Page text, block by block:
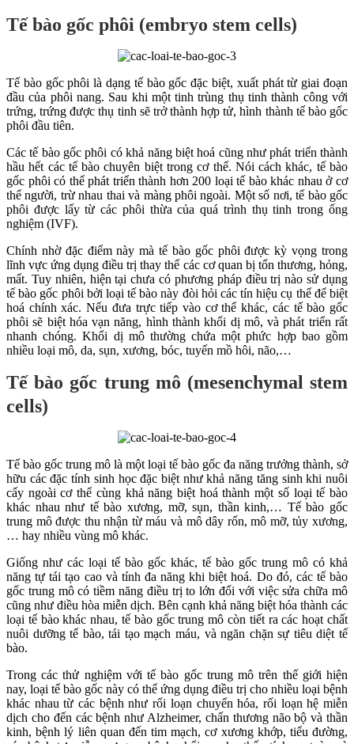
Tế bào gốc phôi (embryo stem cells)
Tế bào gốc phôi là dạng tế bào gốc đặc biệt, xuất phát từ giai đoạn
đầu của phôi nang. Sau khi một tinh trùng thụ tinh thành công với
trứng, trứng được thụ tinh sẽ trở thành hợp tử, hình thành tế bào gốc
phôi đầu tiên.
Các tế bào gốc phôi có khả năng biệt hoá cũng như phát triển thành
hầu hết các tế bào chuyên biệt trong cơ thể. Nói cách khác, tế bào
gốc phôi có thể phát triển thành hơn 200 loại tế bào khác nhau ở cơ
thể người, trừ nhau thai và màng phôi ngoài. Một số nơi, tế bào gốc
phôi được lấy từ các phôi thừa của quá trình thụ tinh trong ống
nghiệm (IVF).
Chính nhờ đặc điểm này mà tế bào gốc phôi được kỳ vọng trong
lĩnh vực ứng dụng điều trị thay thế các cơ quan bị tổn thương, hỏng,
mất. Tuy nhiên, hiện tại chưa có phương pháp điều trị nào sử dụng
tế bào gốc phôi bởi loại tế bào này đòi hỏi các tín hiệu cụ thể để biệt
hoá chính xác. Nếu đưa trực tiếp vào cơ thể khác, các tế bào gốc
phôi sẽ biệt hóa vạn năng, hình thành khối dị mô, và phát triển rất
nhanh chóng. Khối dị mô thường chứa một phức hợp bao gồm
nhiều loại mô, da, sụn, xương, bóc, tuyến mồ hôi, não,…
Tế bào gốc trung mô (mesenchymal stem
cells)
Tế bào gốc trung mô là một loại tế bào gốc đa năng trưởng thành, sở
hữu các đặc tính sinh học đặc biệt như khả năng tăng sinh khi nuôi
cấy ngoài cơ thể cùng khả năng biệt hoá thành một số loại tế bào
khác nhau như tế bào xương, mỡ, sụn, thần kinh,… Tế bào gốc
trung mô được thu nhận từ máu và mô dây rốn, mô mỡ, tủy xương,
… hay nhiều vùng mô khác.
Giống như các loại tế bào gốc khác, tế bào gốc trung mô có khả
năng tự tái tạo cao và tính đa năng khi biệt hoá. Do đó, các tế bào
gốc trung mô có tiềm năng điều trị to lớn đối với việc sửa chữa mô
cũng như điều hòa miễn dịch. Bên cạnh khả năng biệt hóa thành các
loại tế bào khác nhau, tế bào gốc trung mô còn tiết ra các hoạt chất
nuôi dưỡng tế bào, tái tạo mạch máu, và ngăn chặn sự tiêu diệt tế
bào.
Trong các thử nghiệm với tế bào gốc trung mô trên thế giới hiện
nay, loại tế bào gốc này có thể ứng dụng điều trị cho nhiều loại bệnh
khác nhau từ các bệnh như rối loạn chuyển hóa, rối loạn hệ miễn
dịch cho đến các bệnh như Alzheimer, chấn thương não bộ và thần
kinh, bệnh lý liên quan đến tim mạch, cơ xương khớp, tiểu đường,